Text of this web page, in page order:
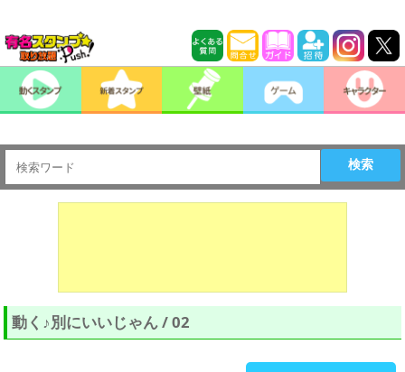
検索
動く♪別にいいじゃん / 02